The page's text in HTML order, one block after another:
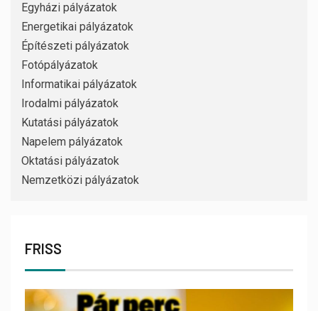
Egyházi pályázatok
Energetikai pályázatok
Építészeti pályázatok
Fotópályázatok
Informatikai pályázatok
Irodalmi pályázatok
Kutatási pályázatok
Napelem pályázatok
Oktatási pályázatok
Nemzetközi pályázatok
FRISS